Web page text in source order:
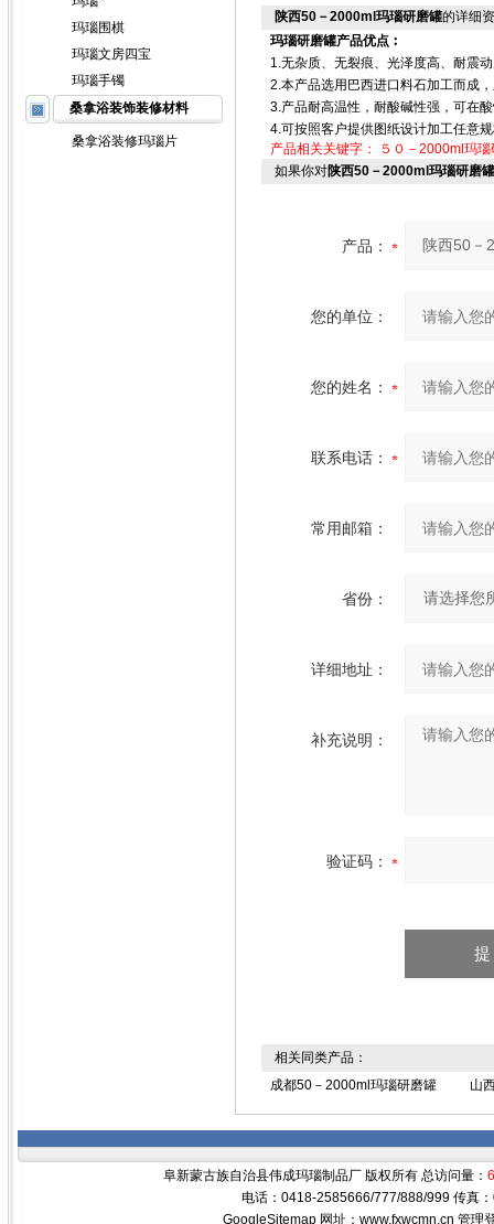
玛瑙围棋
玛瑙文房四宝
玛瑙手镯
桑拿浴装饰装修材料
桑拿浴装修玛瑙片
陕西50－2000ml玛瑙研磨罐的详细
玛瑙研磨罐产品优点︰
1.无杂质、无裂痕、光泽度高、耐震
2.本产品选用巴西进口料石加工而成
3.产品耐高温性，耐酸碱性强，可在
4.可按照客户提供图纸设计加工任意
产品相关关键字：
５０－2000ml玛瑙
如果你对陕西50－2000ml玛瑙研磨罐
产品：
您的单位：
您的姓名：
联系电话：
常用邮箱：
省份：
详细地址：
补充说明：
验证码：
相关同类产品：
成都50－2000ml玛瑙研磨罐
山
阜新蒙古族自治县伟成玛瑙制品厂 版权所有 总访问量：
电话：0418-2585666/777/888/999 传真
GoogleSitemap 网址：www.fxwcmn.cn 管理